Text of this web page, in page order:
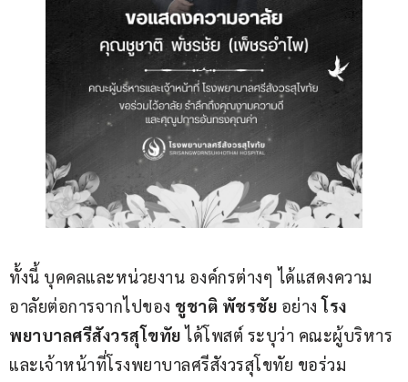
ทั้งนี้ บุคคลและหน่วยงาน องค์กรต่างๆ ได้แสดงความ
อาลัยต่อการจากไปของ ชูชาติ พัชรชัย อย่าง โรง
พยาบาลศรีสังวรสุโขทัย ได้โพสต์ ระบุว่า คณะผู้บริหาร
และเจ้าหน้าที่โรงพยาบาลศรีสังวรสุโขทัย ขอร่วม